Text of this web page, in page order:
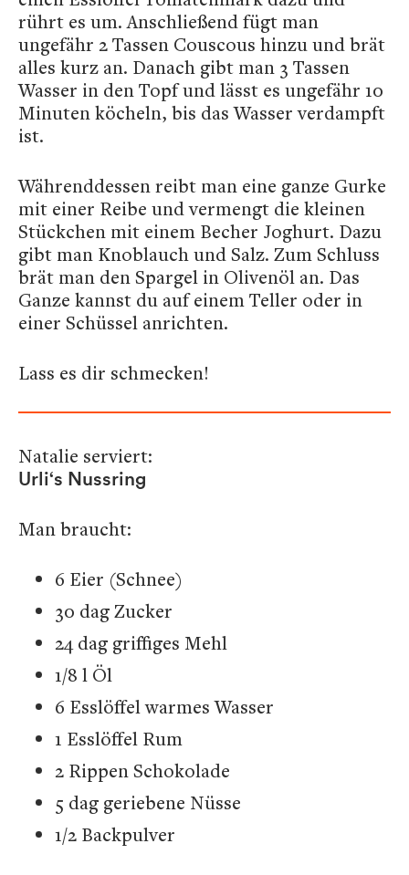
rührt es um. Anschließend fügt man
ungefähr 2 Tassen Couscous hinzu und brät
alles kurz an. Danach gibt man 3 Tassen
Wasser in den Topf und lässt es ungefähr 10
Minuten köcheln, bis das Wasser verdampft
ist.
Währenddessen reibt man eine ganze Gurke
mit einer Reibe und vermengt die kleinen
Stückchen mit einem Becher Joghurt. Dazu
gibt man Knoblauch und Salz. Zum Schluss
brät man den Spargel in Olivenöl an. Das
Ganze kannst du auf einem Teller oder in
einer Schüssel anrichten.
Lass es dir schmecken!
Natalie serviert:
Urli‘s Nussring
Man braucht:
6 Eier (Schnee)
30 dag Zucker
24 dag griffiges Mehl
1/8 l Öl
6 Esslöffel warmes Wasser
1 Esslöffel Rum
2 Rippen Schokolade
5 dag geriebene Nüsse
1/2 Backpulver